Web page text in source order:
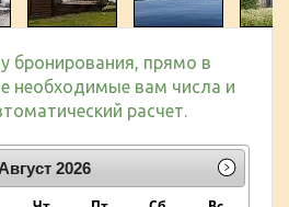
бронирования, прямо в
необходимые вам числа и
расчет.
2026